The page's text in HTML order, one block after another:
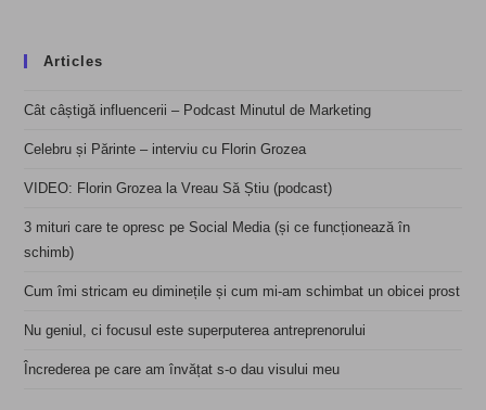
Articles
Cât câștigă influencerii – Podcast Minutul de Marketing
Celebru și Părinte – interviu cu Florin Grozea
VIDEO: Florin Grozea la Vreau Să Știu (podcast)
3 mituri care te opresc pe Social Media (și ce funcționează în
schimb)
Cum îmi stricam eu diminețile și cum mi-am schimbat un obicei prost
Nu geniul, ci focusul este superputerea antreprenorului
Încrederea pe care am învățat s-o dau visului meu